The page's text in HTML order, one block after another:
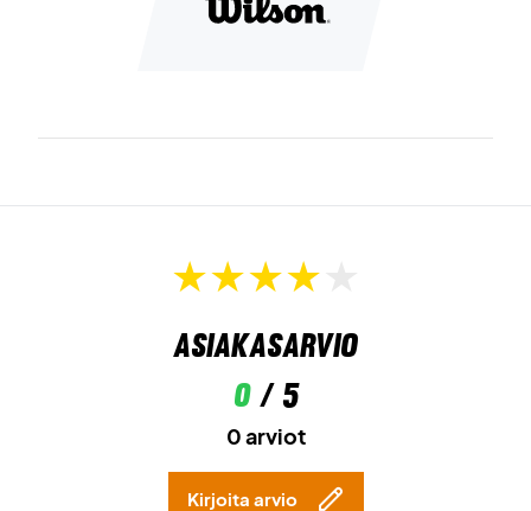
Asiakasarvio
0/ 5
0 arviot
Kirjoita arvio